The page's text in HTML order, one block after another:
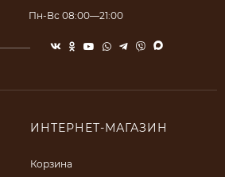
Пн-Вс 08:00—21:00
ИНТЕРНЕТ-МАГАЗИН
Корзина